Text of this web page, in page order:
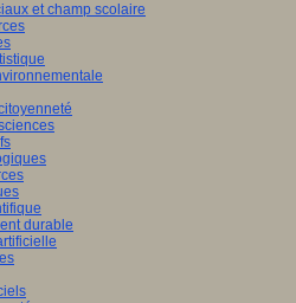
et champ scolaire
durable